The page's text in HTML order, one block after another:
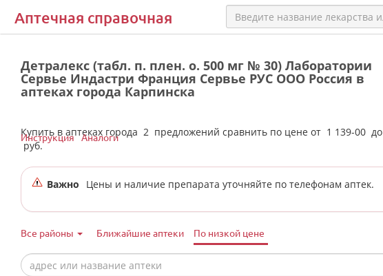
Аптечная справочная
Детралекс (табл. п. плен. о. 500 мг № 30) Лаборатории
Сервье Индастри Франция Сервье РУС ООО Россия в
аптеках города Карпинска
Купить в аптеках города 2 предложений сравнить по цене от 1 139-00 до
руб.
Инструкция Аналоги
Важно Цены и наличие препарата уточняйте по телефонам аптек.
Все районы Ближайшие аптеки По низкой цене